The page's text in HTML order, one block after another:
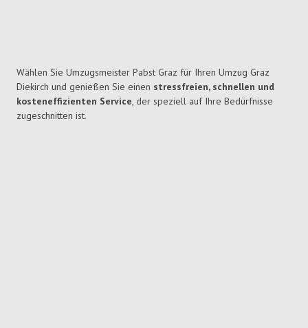
Wählen Sie Umzugsmeister Pabst Graz für Ihren Umzug Graz
Diekirch und genießen Sie einen stressfreien, schnellen und
kosteneffizienten Service, der speziell auf Ihre Bedürfnisse
zugeschnitten ist.